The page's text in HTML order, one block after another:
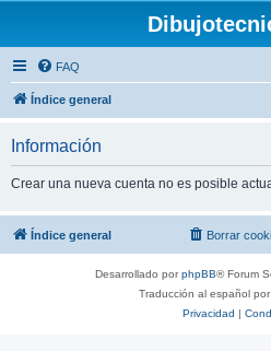
FAQ
Índice general
Información
Crear una nueva cuenta no es posible
Índice general Borrar
Desarrollado porphpBB® Forum
Traducción al español por
Privacidad |